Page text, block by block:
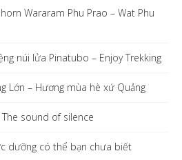
Wararam Phu Prao – Wat Phu
núi lửa Pinatubo – Enjoy Trekking
Lớn – Hương mùa hè xứ Quảng
sound of silence
dưỡng có thể bạn chưa biết